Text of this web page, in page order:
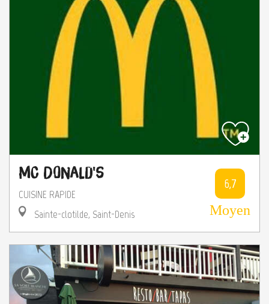
Mc Donald's
CUISINE RAPIDE
Sainte-clotilde, Saint-Denis
6,7
Moyen